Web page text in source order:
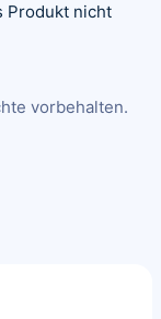
Produkt nicht
vorbehalten.